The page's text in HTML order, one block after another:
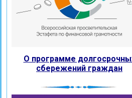
О программе
сбережений граждан